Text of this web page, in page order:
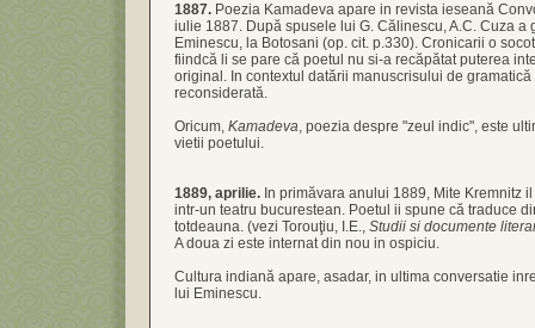
1887. Poezia Kamadeva apare in revista ieseană
iulie 1887. După spusele lui G. Călinescu, A.C. Cuza a
Eminescu, la Botosani (op. cit. p.330). Cronicarii o
fiindcă li se pare că poetul nu si-a recăpătat puterea
original. In contextul datării manuscrisului de
reconsiderată.
Oricum, Kamadeva, poezia despre "zeul indic", este
vietii poetului.
1889, aprilie. In primăvara anului 1889, Mite Kremnitz
intr-un teatru bucurestean. Poetul ii spune că traduce
totdeauna. (vezi Torouţiu, I.E., Studii si documente
A doua zi este internat din nou in ospiciu.
Cultura indiană apare, asadar, in ultima conversatie
lui Eminescu.